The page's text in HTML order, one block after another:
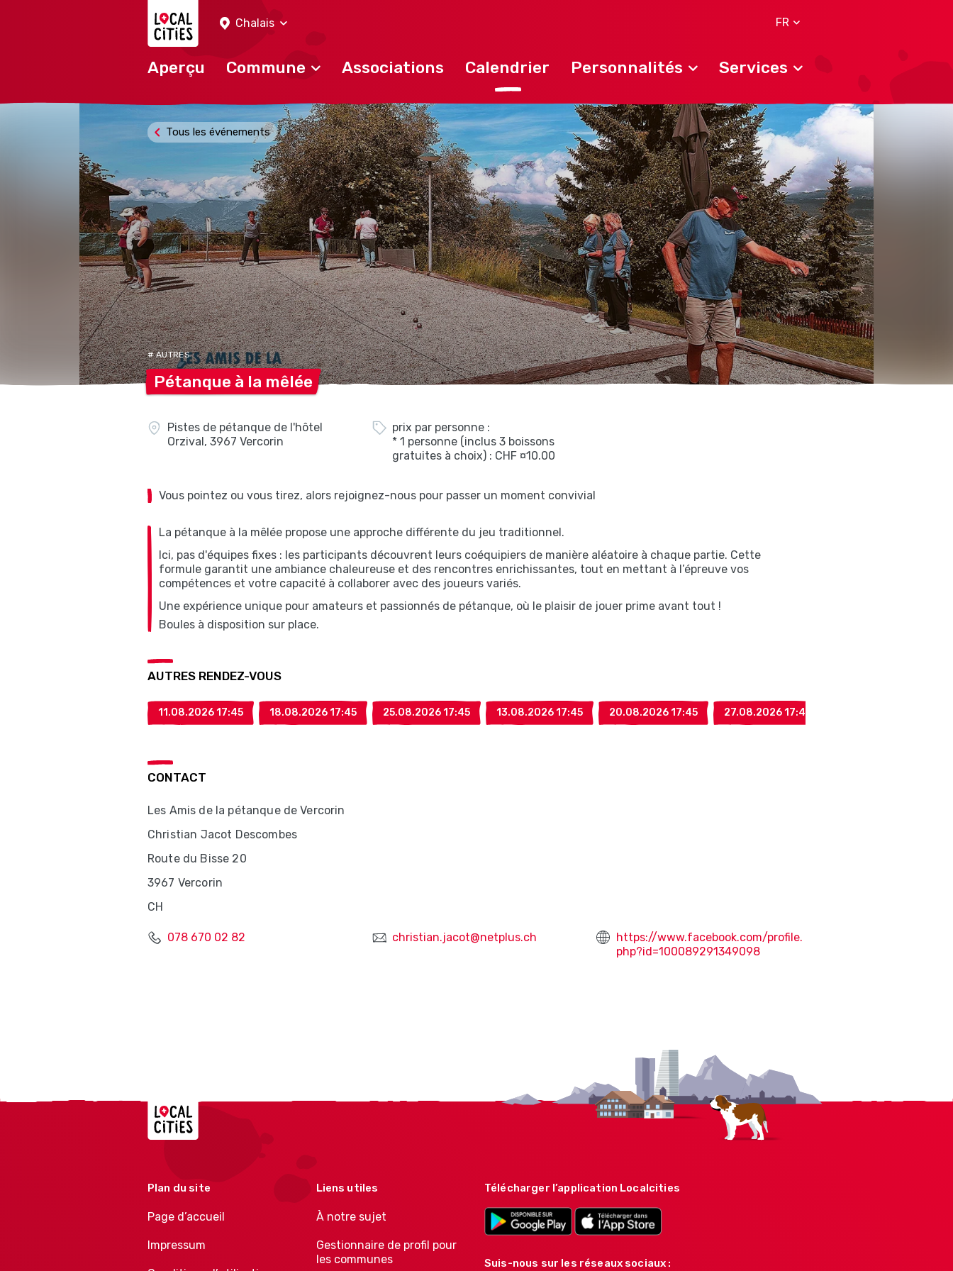
Chalais
FR
Aperçu Commune Associations Calendrier Personnalités Services
Tous les événements
# AUTRES
Pétanque à la mêlée
Pistes de pétanque de l'hôtel
Orzival, 3967 Vercorin
prix par personne :
* 1 personne (inclus 3 boissons
gratuites à choix) : CHF ¤10.00
Vous pointez ou vous tirez, alors rejoignez-nous pour passer un moment convivial
La pétanque à la mêlée propose une approche différente du jeu traditionnel.
Ici, pas d'équipes fixes : les participants découvrent leurs coéquipiers de manière aléatoire à chaque partie. Cette
formule garantit une ambiance chaleureuse et des rencontres enrichissantes, tout en mettant à l’épreuve vos
compétences et votre capacité à collaborer avec des joueurs variés.
Une expérience unique pour amateurs et passionnés de pétanque, où le plaisir de jouer prime avant tout !
Boules à disposition sur place.
AUTRES RENDEZ-VOUS
11.08.2026 17:45 18.08.2026 17:45 25.08.2026 17:45 13.08.2026 17:45 20.08.2026 17:45 27.08.2026 17:45
CONTACT
Les Amis de la pétanque de Vercorin
Christian Jacot Descombes
Route du Bisse 20
3967 Vercorin
CH
078 670 02 82 christian.jacot@netplus.ch
https://www.facebook.com/profile.
php?id=100089291349098
Localcities
Plan du site
Page d’accueil
Impressum
Liens utiles
À notre sujet
Gestionnaire de profil pour
les communes
Télécharger l’application Localcities
Suis-nous sur les réseaux sociaux :